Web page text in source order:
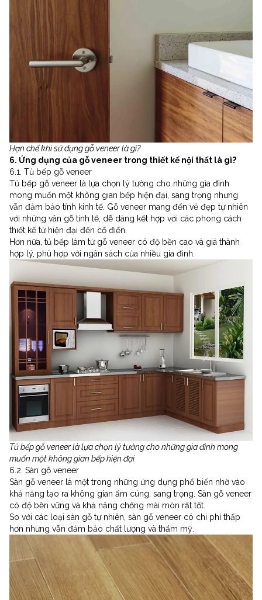
Hạn chế khi sử dụng gỗ veneer là gì?
6. Ứng dụng của gỗ veneer trong thiết kế nội thất là gì?
6.1. Tủ bếp gỗ veneer
Tủ bếp gỗ veneer là lựa chọn lý tưởng cho những gia đình
mong muốn một không gian bếp hiện đại, sang trọng nhưng
vẫn đảm bảo tính kinh tế. Gỗ veneer mang đến vẻ đẹp tự nhiên
với những vân gỗ tinh tế, dễ dàng kết hợp với các phong cách
thiết kế từ hiện đại đến cổ điển.
Hơn nữa, tủ bếp làm từ gỗ veneer có độ bền cao và giá thành
hợp lý, phù hợp với ngân sách của nhiều gia đình.
Tủ bếp gỗ veneer là lựa chọn lý tưởng cho những gia đình mong
muốn một không gian bếp hiện đại
6.2. Sàn gỗ veneer
Sàn gỗ veneer là một trong những ứng dụng phổ biến nhờ vào
khả năng tạo ra không gian ấm cúng, sang trọng. Sàn gỗ veneer
có độ bền vững và khả năng chống mài mòn rất tốt.
So với các loại sàn gỗ tự nhiên, sàn gỗ veneer có chi phí thấp
hơn nhưng vẫn đảm bảo chất lượng và thẩm mỹ.